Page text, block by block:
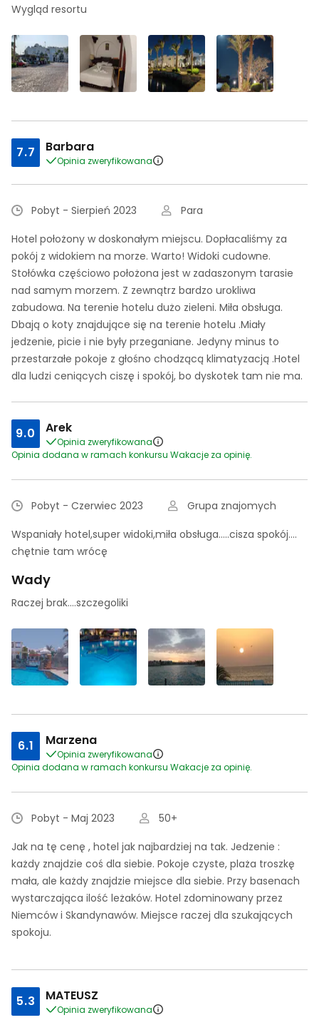
Wygląd resortu
7.7 Barbara
Opinia zweryfikowana
Pobyt - Sierpień 2023
Para
Hotel położony w doskonałym miejscu. Dopłacaliśmy za
pokój z widokiem na morze. Warto! Widoki cudowne.
Stołówka częściowo położona jest w zadaszonym tarasie
nad samym morzem. Z zewnątrz bardzo urokliwa
zabudowa. Na terenie hotelu dużo zieleni. Miła obsługa.
Dbają o koty znajdujące się na terenie hotelu .Miały
jedzenie, picie i nie były przeganiane. Jedyny minus to
przestarzałe pokoje z głośno chodzącą klimatyzacją .Hotel
dla ludzi ceniących ciszę i spokój, bo dyskotek tam nie ma.
9.0 Arek
Opinia zweryfikowana
Opinia dodana w ramach konkursu Wakacje za opinię.
Pobyt - Czerwiec 2023
Grupa znajomych
Wspaniały hotel,super widoki,miła obsługa.....cisza spokój....
chętnie tam wrócę
Wady
Raczej brak....szczegoliki
6.1 Marzena
Opinia zweryfikowana
Opinia dodana w ramach konkursu Wakacje za opinię.
Pobyt - Maj 2023
50+
Jak na tę cenę , hotel jak najbardziej na tak. Jedzenie :
każdy znajdzie coś dla siebie. Pokoje czyste, plaża troszkę
mała, ale każdy znajdzie miejsce dla siebie. Przy basenach
wystarczająca ilość leżaków. Hotel zdominowany przez
Niemców i Skandynawów. Miejsce raczej dla szukających
spokoju.
5.3 MATEUSZ
Opinia zweryfikowana